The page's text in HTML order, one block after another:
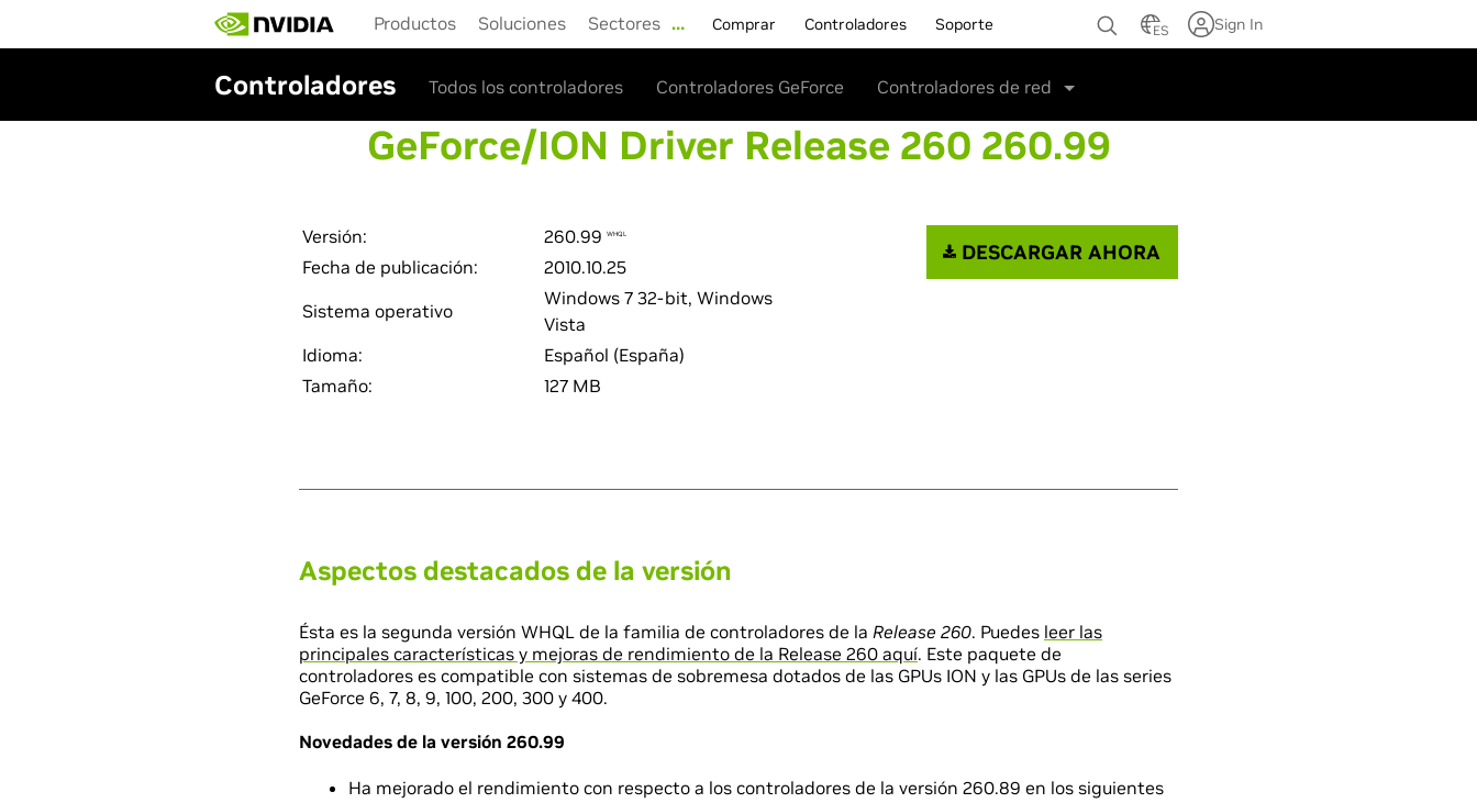
main
Productos Soluciones Sectores … Comprar Controladores Soporte ES Sign In
Controladores Todos los controladores Controladores GeForce Controladores de red
GeForce/ION Driver Release 260 260.99
Versión: 260.99 WHQL
Fecha de publicación:
2010.10.25
Sistema operativo
Windows 7 32-bit, Windows
Vista
Idioma:
Español (España)
Tamaño:
127 MB
DESCARGAR AHORA
Aspectos destacados de la versión
Ésta es la segunda versión WHQL de la familia de controladores de la Release 260. Puedes leer las
principales características y mejoras de rendimiento de la Release 260 aquí. Este paquete de
controladores es compatible con sistemas de sobremesa dotados de las GPUs ION y las GPUs de las series
GeForce 6, 7, 8, 9, 100, 200, 300 y 400.
Novedades de la versión 260.99
Ha mejorado el rendimiento con respecto a los controladores de la versión 260.89 en los siguientes